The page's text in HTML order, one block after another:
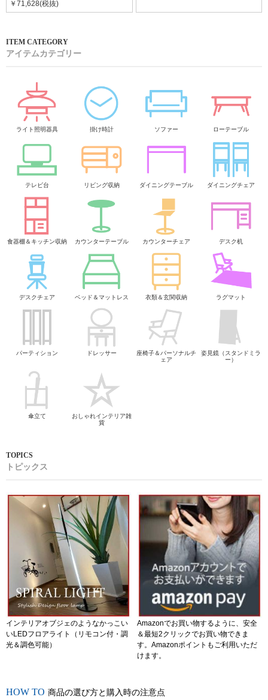
￥71,628(税抜)
アイテムカテゴリー
ライト照明器具 掛け時計 ソファー ローテーブル
テレビ台 リビング収納 ダイニングテーブル ダイニングチェア
食器棚＆キッチン収納 カウンターテーブル カウンターチェア デスク机
デスクチェア ベッド＆マットレス 衣類＆玄関収納 ラグマット
パーティション ドレッサー
座椅子＆パーソナルチ
ェア
姿見鏡（スタンドミラ
ー）
傘立て
おしゃれインテリア雑
貨
トピックス
インテリアオブジェのようなかっこい
いLEDフロアライト（リモコン付・調
光＆調色可能）
Amazonでお買い物するように、安全
＆最短2クリックでお買い物できま
す。Amazonポイントもご利用いただ
けます。
商品の選び方と購入時の注意点